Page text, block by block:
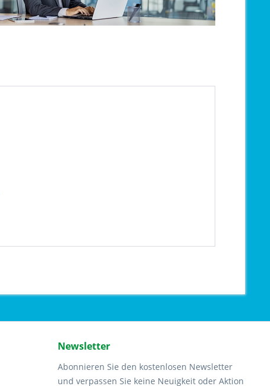
Newsletter
Abonnieren Sie den kostenlosen Newsletter
und verpassen Sie keine Neuigkeit oder Aktion